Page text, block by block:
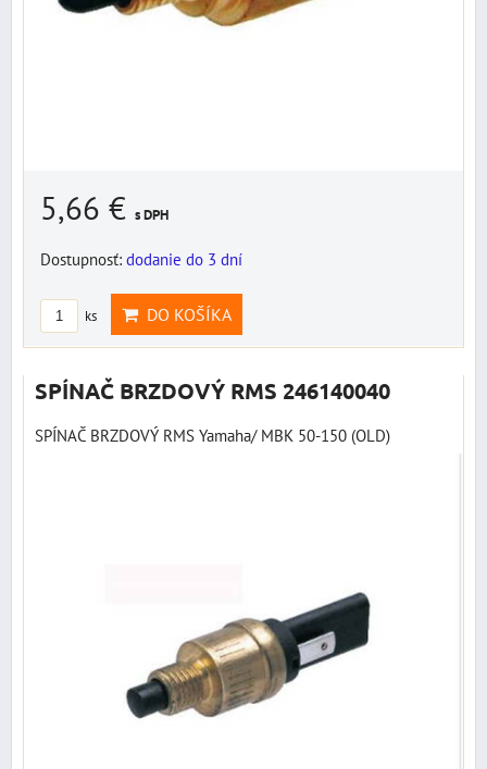
5,66 € s DPH
Dostupnosť: dodanie do 3 dní
ks DO KOŠÍKA
SPÍNAČ BRZDOVÝ RMS 246140040
SPÍNAČ BRZDOVÝ RMS Yamaha/ MBK 50-150 (OLD)